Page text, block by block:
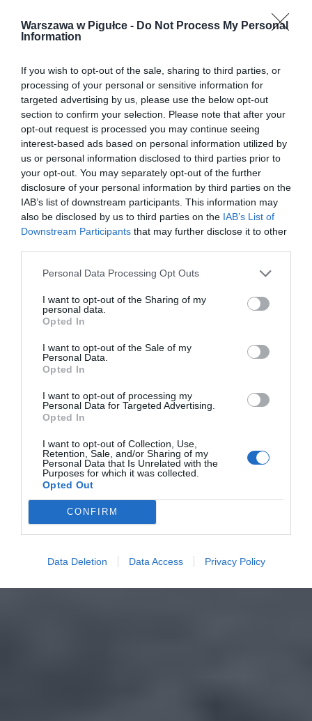
Warszawa w Pigułce - Do Not Process My Personal
Information
If you wish to opt-out of the sale, sharing to third parties, or
processing of your personal or sensitive information for
targeted advertising by us, please use the below opt-out
section to confirm your selection. Please note that after your
opt-out request is processed you may continue seeing
interest-based ads based on personal information utilized by
us or personal information disclosed to third parties prior to
your opt-out. You may separately opt-out of the further
disclosure of your personal information by third parties on the
IAB’s list of downstream participants. This information may
also be disclosed by us to third parties on the IAB’s List of
Downstream Participants that may further disclose it to other
Personal Data Processing Opt Outs
I want to opt-out of the Sharing of my
personal data.
Opted In
I want to opt-out of the Sale of my
Personal Data.
Opted In
I want to opt-out of processing my
Personal Data for Targeted Advertising.
Opted In
I want to opt-out of Collection, Use,
Retention, Sale, and/or Sharing of my
Personal Data that Is Unrelated with the
Purposes for which it was collected.
Opted Out
CONFIRM
Data Deletion Data Access Privacy Policy